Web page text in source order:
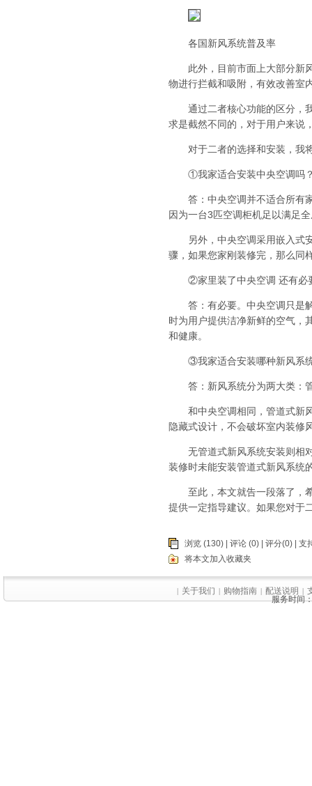
各国新风系统普及率
此外，目前市面上大部分新风
物进行拦截和吸附，有效改善室
通过二者核心功能的区分，我
求是截然不同的，对于用户来说
对于二者的选择和安装，我
①我家适合安装中央空调吗
答：中央空调并不适合所有家
因为一台3匹空调柜机足以满足
另外，中央空调采用嵌入式安
骤，如果您家刚装修完，那么同
②家里装了中央空调 还有必
答：有必要。中央空调只是解
时为用户提供洁净新鲜的空气，
和健康。
③我家适合安装哪种新风系
答：新风系统分为两大类：管
和中央空调相同，管道式新风
隐藏式设计，不会破坏室内装修
无管道式新风系统安装则相对
装修时未能安装管道式新风系统
至此，本文就告一段落了，希
提供一定指导建议。如果您对于
浏览 (130) | 评论 (0) | 评分(0) | 支
将本文加入收藏夹
服务时间
| 关于我们 | 购物指南 | 配送说明 |